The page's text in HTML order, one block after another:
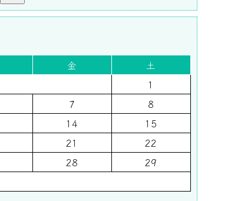
金
土
1
7
8
14
15
21
22
28 29